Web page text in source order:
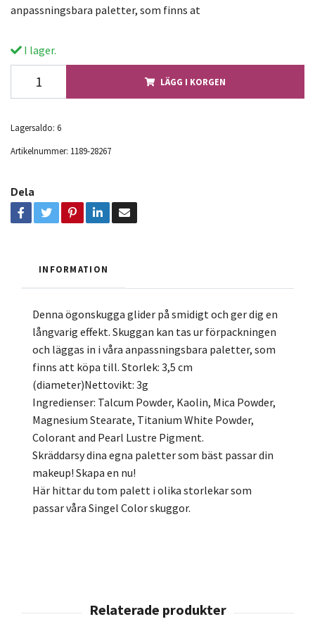
anpassningsbara paletter, som finns at
I lager.
LÄGG I KORGEN
Lagersaldo: 6
Artikelnummer: 1189-28267
Dela
INFORMATION
Denna ögonskugga glider på smidigt och ger dig en
långvarig effekt. Skuggan kan tas ur förpackningen
och läggas in i våra anpassningsbara paletter, som
finns att köpa till. Storlek: 3,5 cm
(diameter)Nettovikt: 3g
Ingredienser: Talcum Powder, Kaolin, Mica Powder,
Magnesium Stearate, Titanium White Powder,
Colorant and Pearl Lustre Pigment.
Skräddarsy dina egna paletter som bäst passar din
makeup! Skapa en nu!
Här hittar du tom palett i olika storlekar som
passar våra Singel Color skuggor.